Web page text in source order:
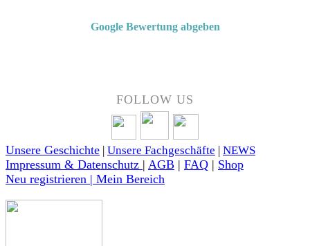
Google Bewertung abgeben
FOLLOW US
Unsere Geschichte Unsere Fachgeschäfte NEWS
Impressum & Datenschutz | AGB | FAQ | Shop
Neu registrieren | Mein Bereich